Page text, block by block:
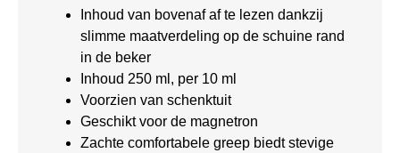
Inhoud van bovenaf af te lezen dankzij
slimme maatverdeling op de schuine rand
in de beker
Inhoud 250 ml, per 10 ml
Voorzien van schenktuit
Geschikt voor de magnetron
Zachte comfortabele greep biedt stevige